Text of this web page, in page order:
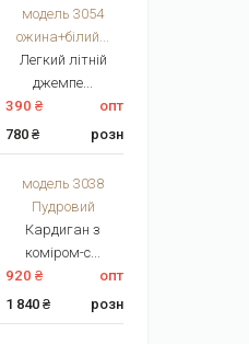
модель 3054
ожина+білий...
Легкий літній
джемпе...
390 ₴
опт
780 ₴
розн
модель 3038
Пудровий
Кардиган з
коміром-с...
920 ₴
опт
1 840 ₴
розн